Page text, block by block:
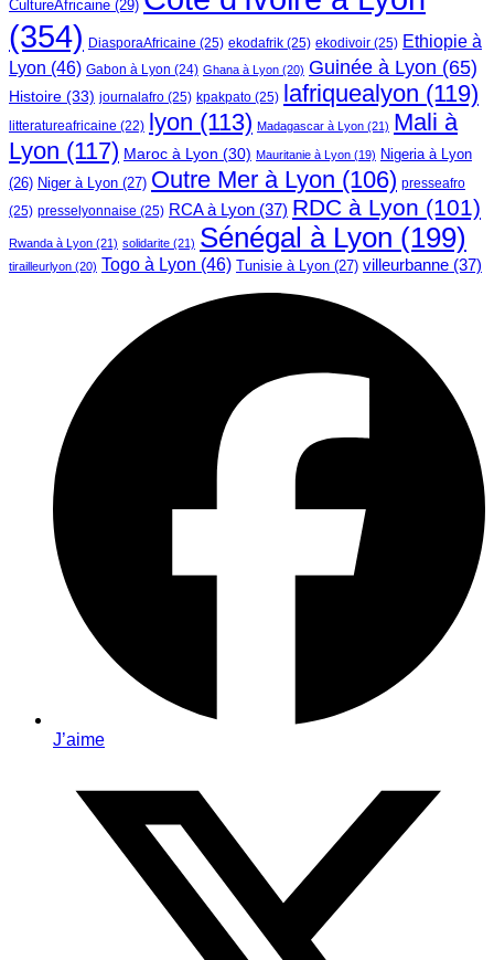
CultureAfricaine (29)
(354) DiasporaAfricaine (25) ekodafrik (25) ekodivoir (25) Ethiopie à
Lyon (46) Gabon à Lyon (24) Ghana à Lyon (20) Guinée à Lyon (65)
Histoire (33) journalafro (25) kpakpato (25) lafriquealyon (119)
litteratureafricaine (22) lyon (113) Madagascar à Lyon (21) Mali à
Lyon (117) Maroc à Lyon (30) Mauritanie à Lyon (19) Nigeria à Lyon
(26) Niger à Lyon (27) Outre Mer à Lyon (106) presseafro
(25) presselyonnaise (25) RCA à Lyon (37) RDC à Lyon (101)
Rwanda à Lyon (21) solidarite (21) Sénégal à Lyon (199)
tirailleurlyon (20) Togo à Lyon (46) Tunisie à Lyon (27) villeurbanne (37)
J’aime